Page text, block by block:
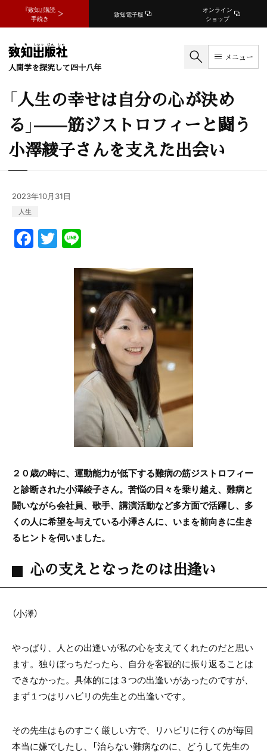
『致知』購読
手続き
致知電子版
オンライン
ショップ
人間学を探究して四十八年
メニュー
「人生の幸せは自分の心が決め
る」——筋ジストロフィーと闘う
小澤綾子さんを支えた出会い
2023年10月31日
人生
F
a
T
w
itte
２０歳の時に、運動能力が低下する難病の筋ジストロフィー
と診断された小澤綾子さん。苦悩の日々を乗り越え、難病と
闘いながら会社員、歌手、講演活動など多方面で活躍し、多
くの人に希望を与えている小澤さんに、いまを前向きに生き
るヒントを伺いました。
心の支えとなったのは出逢い
（小澤）
やっぱり、人との出逢いが私の心を支えてくれたのだと思い
ます。独りぼっちだったら、自分を客観的に振り返ることは
できなかった。具体的には３つの出逢いがあったのですが、
まず１つはリハビリの先生との出逢いです。
その先生はものすごく厳しい方で、リハビリに行くのが毎回
本当に嫌でしたし、「治らない難病なのに、どうして先生の